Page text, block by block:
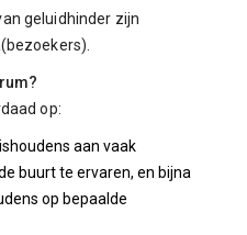
geluidhinder zijn
op:
aan vaak
buurt te ervaren, en bijna
op bepaalde